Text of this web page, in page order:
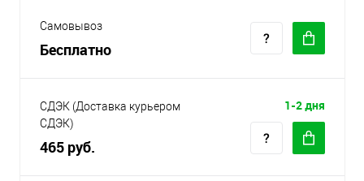
Самовывоз
Бесплатно
СДЭК (Доставка курьером
СДЭК)
465 руб.
1-2 дня